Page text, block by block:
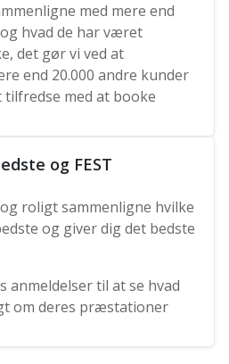
med mere end
hvad de har været
det gør vi ved at
end 20.000 andre kunder
med at booke
og FEST
roligt sammenligne hvilke
og giver dig det bedste
anmeldelser til at se hvad
om deres præstationer